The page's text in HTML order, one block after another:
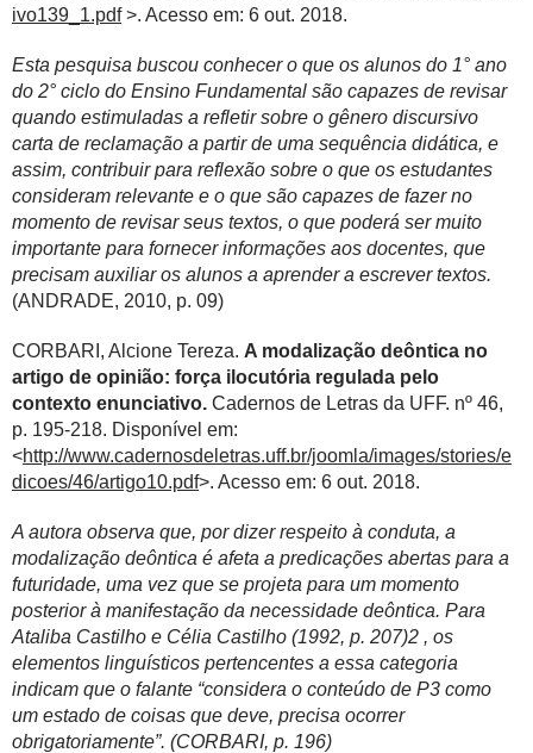
ivo139_1.pdf>. Acesso em: 6 out. 2018.
Esta pesquisa buscou conhecer o que os alunos do 1° ano
do 2° ciclo do Ensino Fundamental são capazes de revisar
quando estimuladas a refletir sobre o gênero discursivo
carta de reclamação a partir de uma sequência didática, e
assim, contribuir para reflexão sobre o que os estudantes
consideram relevante e o que são capazes de fazer no
momento de revisar seus textos, o que poderá ser muito
importante para fornecer informações aos docentes, que
precisam auxiliar os alunos a aprender a escrever textos.
(ANDRADE, 2010, p. 09)
CORBARI, Alcione Tereza. A modalização deôntica no
artigo de opinião: força ilocutória regulada pelo
contexto enunciativo. Cadernos de Letras da UFF. nº 46,
p. 195-218. Disponível em:
<http://www.cadernosdeletras.uff.br/joomla/images/stories/e
dicoes/46/artigo10.pdf>. Acesso em: 6 out. 2018.
A autora observa que, por dizer respeito à conduta, a
modalização deôntica é afeta a predicações abertas para a
futuridade, uma vez que se projeta para um momento
posterior à manifestação da necessidade deôntica. Para
Ataliba Castilho e Célia Castilho (1992, p. 207)2 , os
elementos linguísticos pertencentes a essa categoria
indicam que o falante “considera o conteúdo de P3 como
um estado de coisas que deve, precisa ocorrer
obrigatoriamente”. (CORBARI, p. 196)